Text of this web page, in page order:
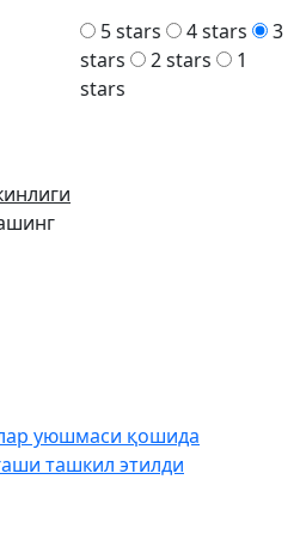
5 stars
4 stars
3
stars
2 stars
1
stars
уюшмаси қошида
ташкил этилди